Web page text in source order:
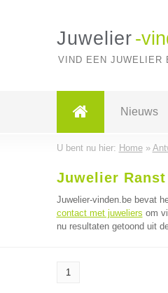
Juwelier -
VIND EEN JUWELIER
Nieuws
U bent nu hier: Home»
Juwelier Ranst
Juwelier-vinden.be bevat
contact met juweliers om
nu resultaten getoond uit
1